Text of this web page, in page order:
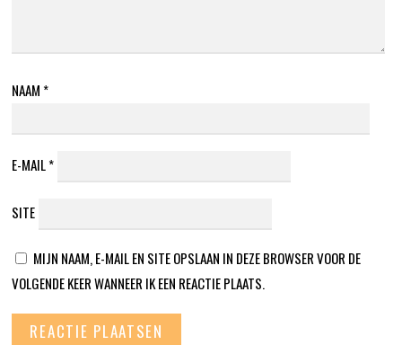
NAAM *
E-MAIL*
SITE
MIJN NAAM, E-MAIL EN SITE OPSLAAN IN DEZE BROWSER VOOR DE
VOLGENDE KEER WANNEER IK EEN REACTIE PLAATS.